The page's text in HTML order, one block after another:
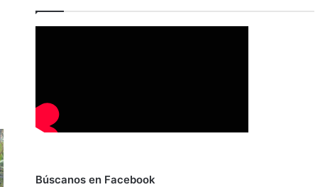
Búscanos en Facebook